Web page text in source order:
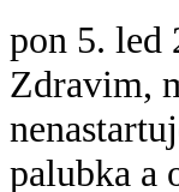
pon 5. led
Zdravim,
palubka a